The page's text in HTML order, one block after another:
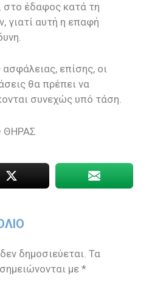
στο έδαφος κατά τη
γιατί αυτή η επαφή
ασφάλειας, επίσης, οι
θα πρέπει να
συνεχώς υπό τάση.
ΘΗΡΑΣ
δημοσιεύεται. Τα
με*